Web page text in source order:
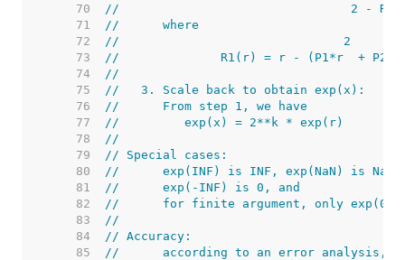
    70
//                                2 -
    71
//      where
    72
//                               2
    73
//              R1(r) = r - (P1*r  +
    74
//
    75
//   3. Scale back to obtain exp(x):
    76
//      From step 1, we have
    77
//         exp(x) = 2**k * exp(r)
    78
//
    79
// Special cases:
    80
//      exp(INF) is INF, exp(NaN) is NaN;
    81
//      exp(-INF) is 0, and
    82
//      for finite argument, only
    83
//
    84
// Accuracy:
    85
//      according to an error analysis,